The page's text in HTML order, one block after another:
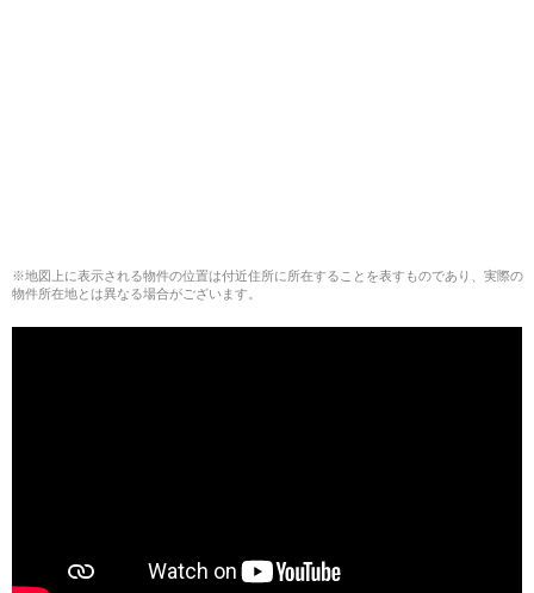
※地図上に表示される物件の位置は付近住所に所在することを表すものであり、実際の
物件所在地とは異なる場合がございます。